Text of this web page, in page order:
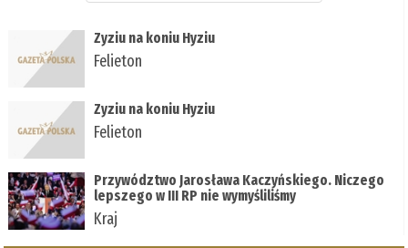
Zyziu na koniu Hyziu
Felieton
Zyziu na koniu Hyziu
Felieton
Przywództwo Jarosława Kaczyńskiego. Niczego
lepszego w III RP nie wymyśliliśmy
Kraj